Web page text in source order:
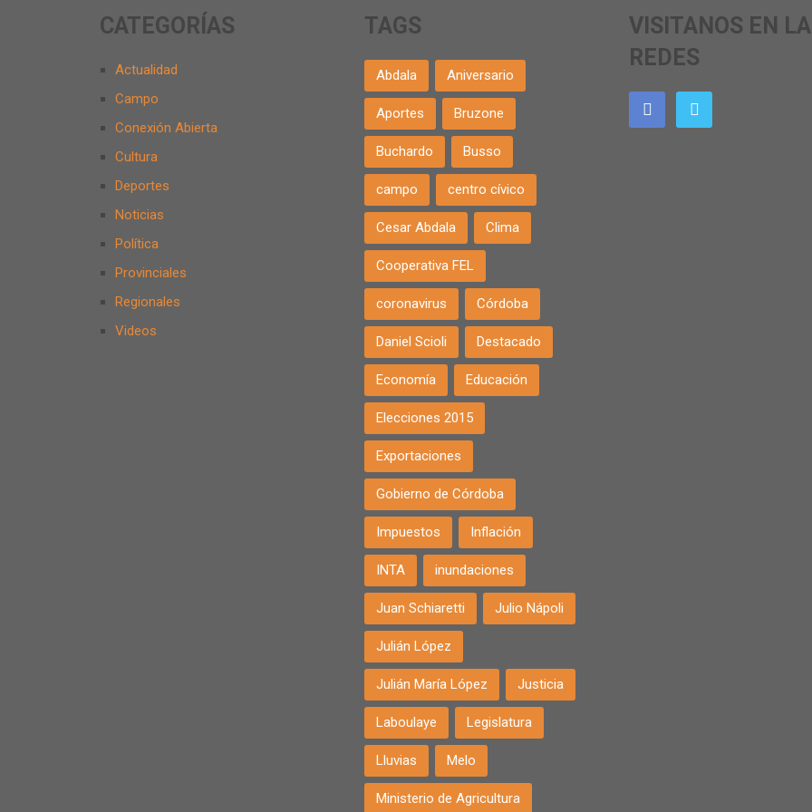
CATEGORÍAS
Actualidad
Campo
Conexión Abierta
Cultura
Deportes
Noticias
Política
Provinciales
Regionales
Videos
TAGS
Abdala Aniversario
Aportes Bruzone
Buchardo Busso
campo centro cívico
Cesar Abdala Clima
Cooperativa FEL
coronavirus Córdoba
Daniel Scioli Destacado
Economía Educación
Elecciones 2015
Exportaciones
Gobierno de Córdoba
Impuestos Inflación
INTA inundaciones
Juan Schiaretti Julio Nápoli
Julián López
Julián María López Justicia
Laboulaye Legislatura
Lluvias Melo
Ministerio de Agricultura
VISITANOS EN
REDES